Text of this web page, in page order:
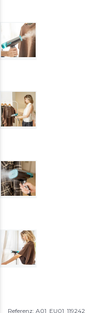
Referenz: A01_EU01_119242